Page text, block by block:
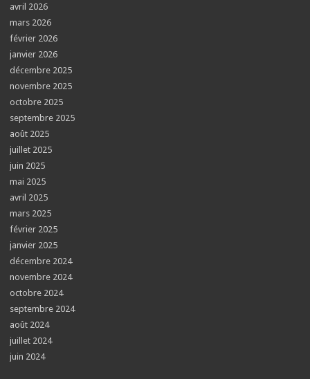
avril 2026
mars 2026
février 2026
janvier 2026
décembre 2025
novembre 2025
octobre 2025
septembre 2025
août 2025
juillet 2025
juin 2025
mai 2025
avril 2025
mars 2025
février 2025
janvier 2025
décembre 2024
novembre 2024
octobre 2024
septembre 2024
août 2024
juillet 2024
juin 2024